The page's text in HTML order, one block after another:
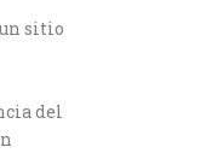
sitio
del